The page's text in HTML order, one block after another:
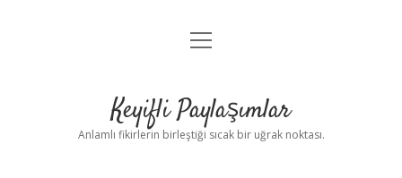
Anasayfa
Yasal Uyarı
menüyü
Keyifli Paylaşımlar
Anlamlı fikirlerin birleştiği sıcak bir uğrak noktası.